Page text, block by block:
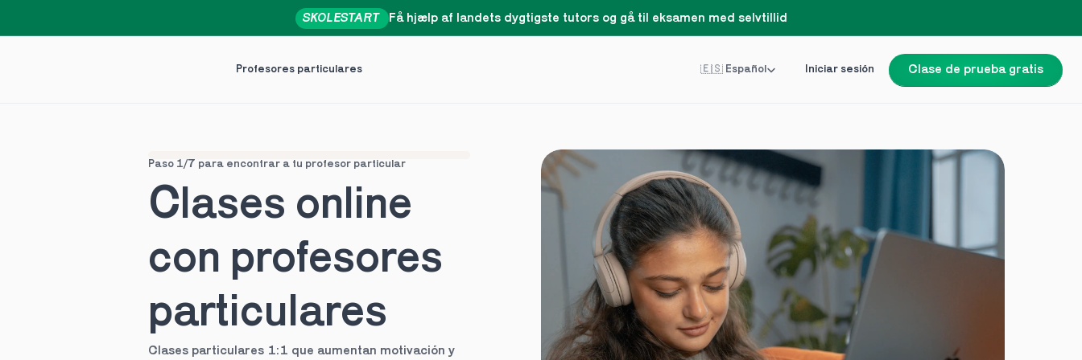
Profesores particulares Iniciar sesión Clase de prueba gratis
🇪🇸 Español
Få hjælp af landets dygtigste tutors og gå til eksamen med selvtillid
SKOLESTART
Paso 1/7 para encontrar a tu profesor particular
Clases online
con profesores
particulares
Clases particulares 1:1 que aumentan motivación y